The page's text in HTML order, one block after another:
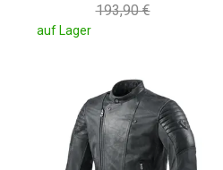
193,90 €
auf Lager